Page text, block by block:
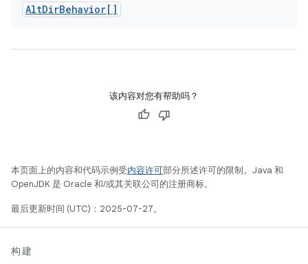
AltDirBehavior[]
该内容对您有帮助吗？
本页面上的内容和代码示例受内容许可部分所述许可的限制。Java 和
OpenJDK 是 Oracle 和/或其关联公司的注册商标。
最后更新时间 (UTC)：2025-07-27。
构建